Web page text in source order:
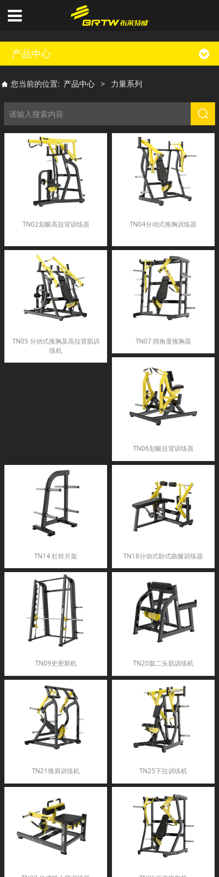
产品中心
您当前的位置: 产品中心 > 力量系列
TN02划艇高拉背训练器 TN04分动式推胸训练器
TN05 分动式推胸及高拉背肌训
练机
TN07 阔角度推胸器
TN06划艇拉背训练器
TN14 杠铃片架 TN18分动式卧式曲腿训练器
TN09史密斯机 TN20肱二头肌训练机
TN21推肩训练机 TN25下拉训练机